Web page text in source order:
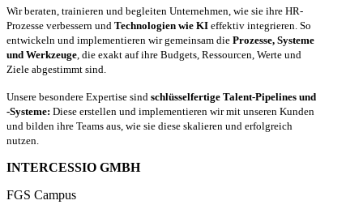
Wir beraten, trainieren und begleiten Unternehmen, wie sie ihre HR-
Prozesse verbessern und Technologien wie KI effektiv integrieren. So
entwickeln und implementieren wir gemeinsam die Prozesse, Systeme
und Werkzeuge , die exakt auf ihre Budgets, Ressourcen, Werte und
Ziele abgestimmt sind.
Unsere besondere Expertise sind schlüsselfertige Talent-Pipelines und
-Systeme: Diese erstellen und implementieren wir mit unseren Kunden
und bilden ihre Teams aus, wie sie diese skalieren und erfolgreich
nutzen.
INTERCESSIO GMBH
FGS Campus